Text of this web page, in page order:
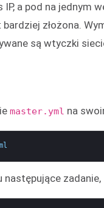
IP, a pod na
złożona.
są wtyczki
master.yml na